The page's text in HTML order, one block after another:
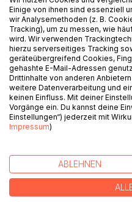
The present
embraces
Military, Naval,
respectable
The work
and dealing
is prepared for
equally clear
Einige von ihnen sind essenziell
wir Analysemethoden (z. B.
Tracking), um zu messen, wie
wird. Wir verwenden
hierzu serverseitiges Tracking
geräteübergreifend Cookies,
gehashte E-Mail-Adressen
Drittinhalte von anderen
weitere Datenverarbeitung und
keinen Einfluss. Mit deiner
Vorgänge ein. Du kannst deine
Einstellungen“) jederzeit mit
Impressum)
ABLEHNEN